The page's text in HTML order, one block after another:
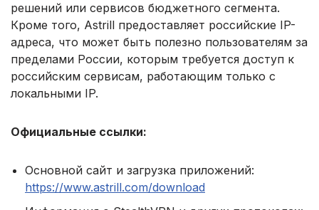
решений или сервисов бюджетного сегмента.
Кроме того, Astrill предоставляет российские IP-
адреса, что может быть полезно пользователям за
пределами России, которым требуется доступ к
российским сервисам, работающим только с
локальными IP.
Официальные ссылки:
Основной сайт и загрузка приложений:
https://www.astrill.com/download